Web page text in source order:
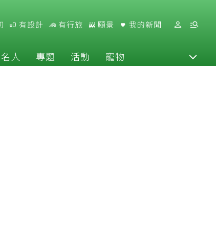
有設計 有行旅 願景 我的新聞
名人 專題 活動 寵物